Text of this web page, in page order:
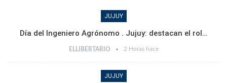
JUJUY
Día del Ingeniero Agrónomo . Jujuy: destacan el rol…
ELLIBERTARIO 2 Horas hace
JUJUY